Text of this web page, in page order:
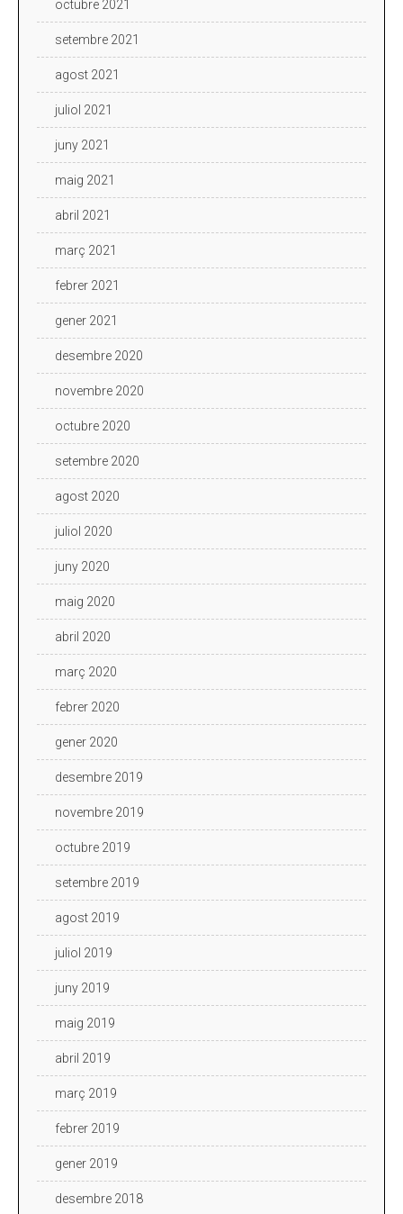
octubre 2021
setembre 2021
agost 2021
juliol 2021
juny 2021
maig 2021
abril 2021
març 2021
febrer 2021
gener 2021
desembre 2020
novembre 2020
octubre 2020
setembre 2020
agost 2020
juliol 2020
juny 2020
maig 2020
abril 2020
març 2020
febrer 2020
gener 2020
desembre 2019
novembre 2019
octubre 2019
setembre 2019
agost 2019
juliol 2019
juny 2019
maig 2019
abril 2019
març 2019
febrer 2019
gener 2019
desembre 2018